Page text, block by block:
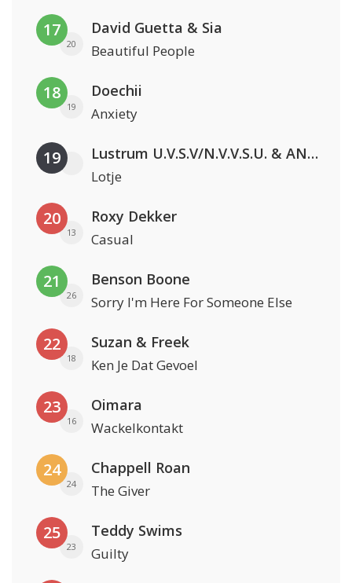
17
20
David Guetta & Sia
Beautiful People
18
19
Doechii
Anxiety
19 Lustrum U.V.S.V/N.V.V.S.U. & ANNO ONS & Jopke van Dobbenburgh & Roeland Beelen
Lotje
20
13
Roxy Dekker
Casual
21
26
Benson Boone
Sorry I'm Here For Someone Else
22
18
Suzan & Freek
Ken Je Dat Gevoel
23
16
Oimara
Wackelkontakt
24
24
Chappell Roan
The Giver
25
23
Teddy Swims
Guilty